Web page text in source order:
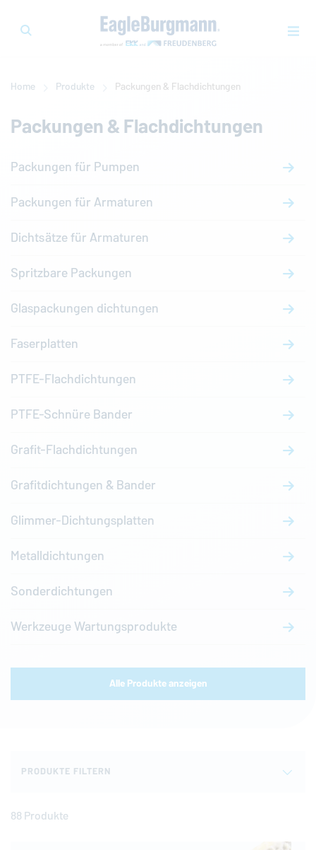
Home Produkte Packungen & Flachdichtungen
Packungen & Flachdichtungen
Packungen für Pumpen
Packungen für Armaturen
Dichtsätze für Armaturen
Spritzbare Packungen
Glaspackungen dichtungen
Faserplatten
PTFE-Flachdichtungen
PTFE-Schnüre Bander
Grafit-Flachdichtungen
Grafitdichtungen & Bander
Glimmer-Dichtungsplatten
Metalldichtungen
Sonderdichtungen
Werkzeuge Wartungsprodukte
Alle Produkte anzeigen
PRODUKTE FILTERN
88 Produkte